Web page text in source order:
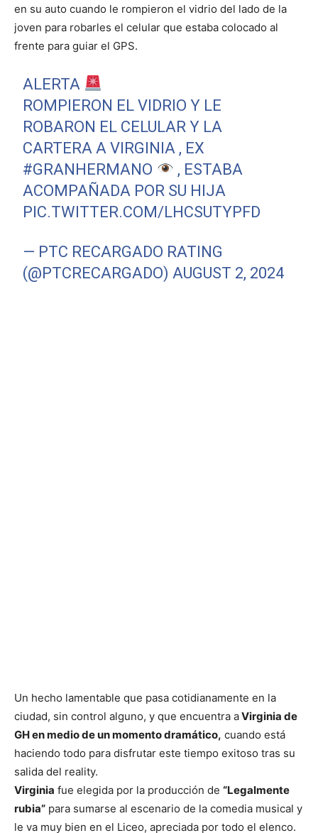
en su auto cuando le rompieron el vidrio del lado de la
joven para robarles el celular que estaba colocado al
frente para guiar el GPS.
ALERTA
ROMPIERON EL VIDRIO Y LE
ROBARON EL CELULAR Y LA
CARTERA A VIRGINIA , EX
#GRANHERMANO
, ESTABA
ACOMPAÑADA POR SU HIJA
PIC.TWITTER.COM/LHCSUTYPFD
— PTC RECARGADO RATING
(@PTCRECARGADO)AUGUST 2, 2024
Un hecho lamentable que pasa cotidianamente en la
ciudad, sin control alguno, y que encuentra aVirginia de
GH en medio de un momento dramático, cuando está
haciendo todo para disfrutar este tiempo exitoso tras su
salida del reality.
Virginia fue elegida por la producción de “Legalmente
rubia” para sumarse al escenario de la comedia musical y
le va muy bien en el Liceo, apreciada por todo el elenco.